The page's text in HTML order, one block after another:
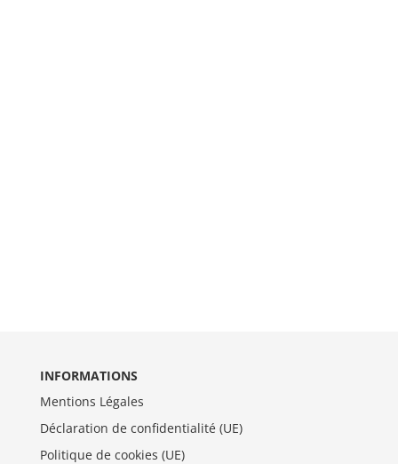
INFORMATIONS
Mentions Légales
Déclaration de confidentialité (UE)
Politique de cookies (UE)